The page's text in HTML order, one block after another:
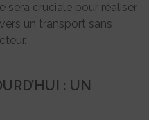
sera cruciale pour réaliser
un transport sans
: UN